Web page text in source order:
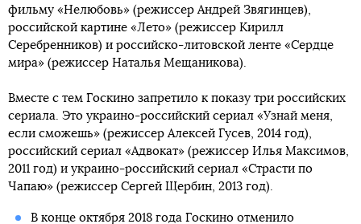
фильму «Нелюбовь» (режиссер Андрей Звягинцев),
российской картине «Лето» (режиссер Кирилл
Серебренников) и российско-литовской ленте «Сердце
мира» (режиссер Наталья Мещаникова).
Вместе с тем Госкино запретило к показу три российских
сериала. Это украино-российский сериал «Узнай меня,
если сможешь» (режиссер Алексей Гусев, 2014 год),
российский сериал «Адвокат» (режиссер Илья Максимов,
2011 год) и украино-российский сериал «Страсти по
Чапаю» (режиссер Сергей Щербин, 2013 год).
В конце октября 2018 года Госкино отменило